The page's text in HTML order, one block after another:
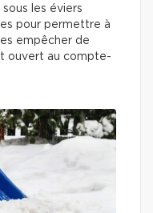
les éviers
pour permettre à
empêcher de
ouvert au compte-